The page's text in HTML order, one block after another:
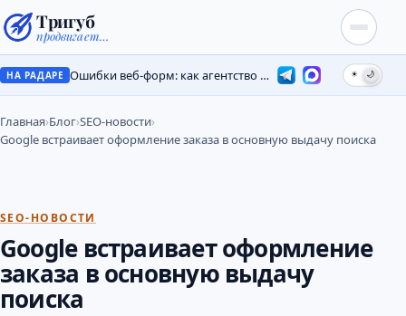
Тригуб
продвигает…
НА РАДАРЕ Ошибки веб-форм: как агентство потеряло лиды на месяцы ☀ 🌙
Главная›Блог›SEO-новости›
Google встраивает оформление заказа в основную выдачу поиска
SEO-НОВОСТИ
Google встраивает оформление
заказа в основную выдачу
поиска